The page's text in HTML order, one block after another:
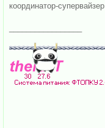
координатор-супервайзер